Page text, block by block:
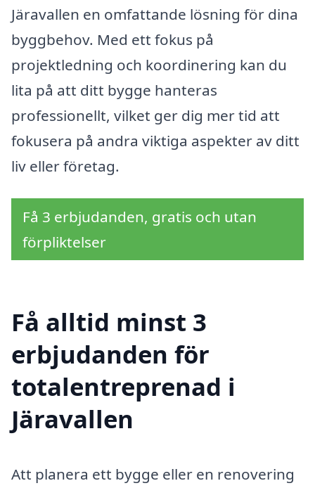
Järavallen en omfattande lösning för dina
byggbehov. Med ett fokus på
projektledning och koordinering kan du
lita på att ditt bygge hanteras
professionellt, vilket ger dig mer tid att
fokusera på andra viktiga aspekter av ditt
liv eller företag.
Få 3 erbjudanden, gratis och utan
förpliktelser
Få alltid minst 3
erbjudanden för
totalentreprenad i
Järavallen
Att planera ett bygge eller en renovering